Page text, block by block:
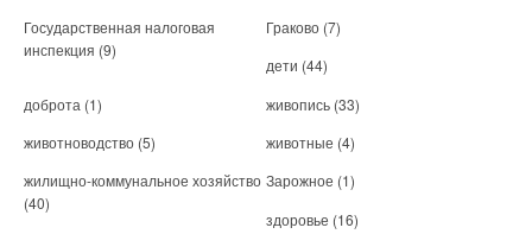
Государственная налоговая
инспекция (9)
Граково (7)
дети (44)
доброта (1) живопись (33)
животноводство (5) животные (4)
жилищно-коммунальное хозяйство
(40)
Зарожное (1)
здоровье (16)